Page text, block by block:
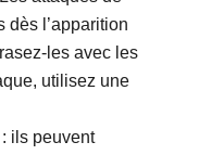
dès l’apparition
les avec les
utilisez une
ils peuvent